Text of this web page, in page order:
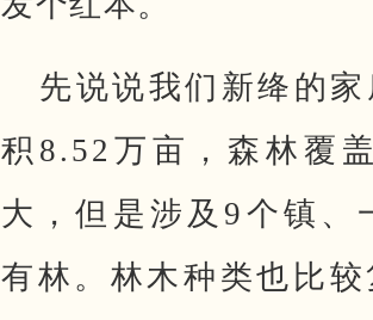
先说说我们新绛的
积8.52万亩，森林覆
大，但是涉及9个镇、
有林。林木种类也比